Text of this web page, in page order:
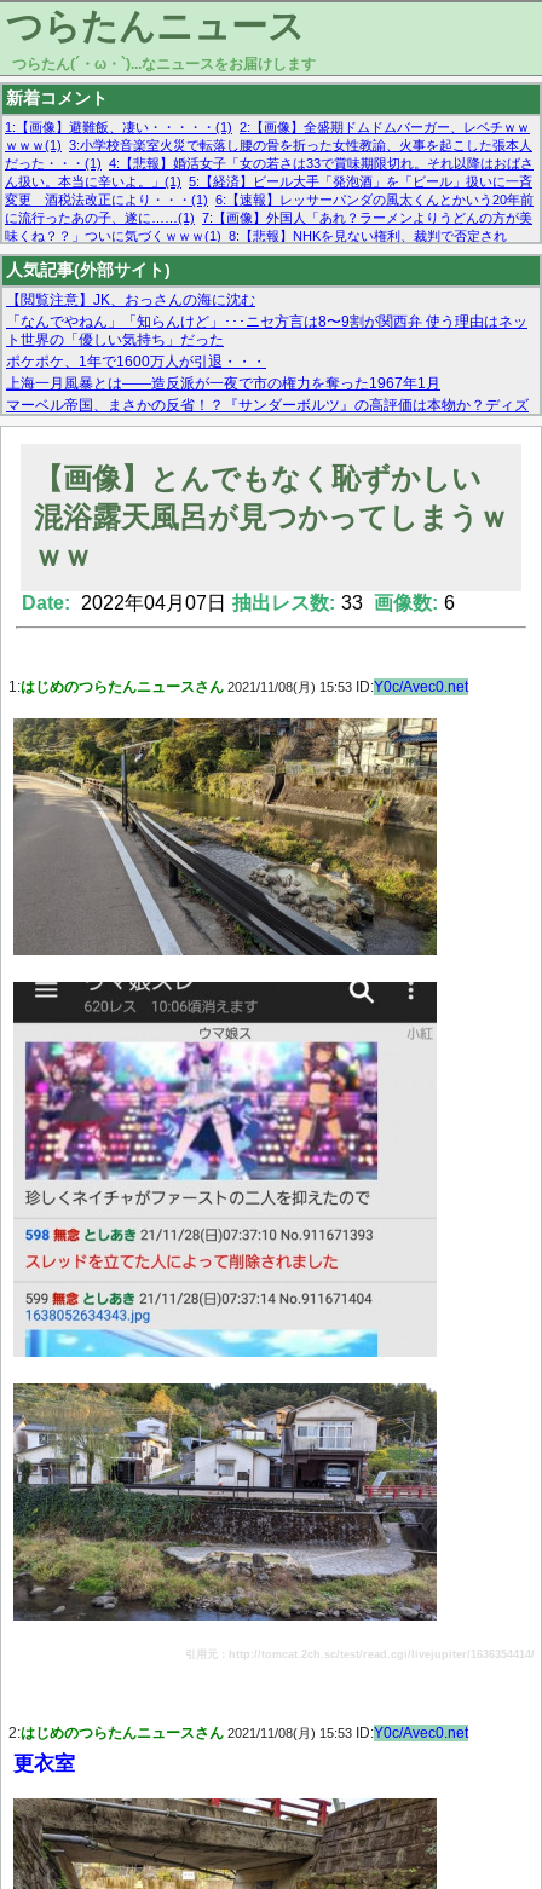
つらたんニュース
つらたん(´・ω・`)...なニュースをお届けします
新着コメント
1:【画像】避難飯、凄い・・・・・(1) 2:【画像】全盛期ドムドムバーガー、レベチｗｗ
ｗｗｗ(1) 3:小学校音楽室火災で転落し腰の骨を折った女性教諭、火事を起こした張本人
だった・・・(1) 4:【悲報】婚活女子「女の若さは33で賞味期限切れ。それ以降はおばさ
ん扱い。本当に辛いよ。」(1) 5:【経済】ビール大手「発泡酒」を「ビール」扱いに一斉
変更 酒税法改正により・・・(1) 6:【速報】レッサーパンダの風太くんとかいう20年前
に流行ったあの子、遂に……(1) 7:【画像】外国人「あれ？ラーメンよりうどんの方が美
味くね？？」ついに気づくｗｗｗ(1) 8:【悲報】NHKを見ない権利、裁判で否定され
る・・・(1) 9:欧州委員長「原発縮小は間違いでした」(1) 10:【悲報】日本企業の人手不
足、限界突破 52%「正社員も足りてません…」(1)
人気記事(外部サイト)
【閲覧注意】JK、おっさんの海に沈む
「なんでやねん」「知らんけど」･･･ニセ方言は8〜9割が関西弁 使う理由はネッ
ト世界の「優しい気持ち」だった
ポケポケ、1年で1600万人が引退・・・
上海一月風暴とは——造反派が一夜で市の権力を奪った1967年1月
マーベル帝国、まさかの反省！？『サンダーボルツ』の高評価は本物か？ディズ
ニーCEOの「量より質」宣言の裏で渦巻くファンの本音とMCUの未来を徹底考
【モー娘。石田亜佑美】ファーストテイク出演も新規獲得ならず？北川莉央が1
【画像あり】FacebookとかTwitterで拾ったエロ画像貼ってくよ
Powered by livedoor 相互RSS
【画像】とんでもなく恥ずかしい
混浴露天風呂が見つかってしまうｗ
ｗｗ
Date: 2022年04月07日 抽出レス数: 33 画像数: 6
1:はじめのつらたんニュースさん 2021/11/08(月) 15:53 ID:Y0c/Avec0.net
引用元：http://tomcat.2ch.sc/test/read.cgi/livejupiter/1636354414/
2:はじめのつらたんニュースさん 2021/11/08(月) 15:53 ID:Y0c/Avec0.net
更衣室